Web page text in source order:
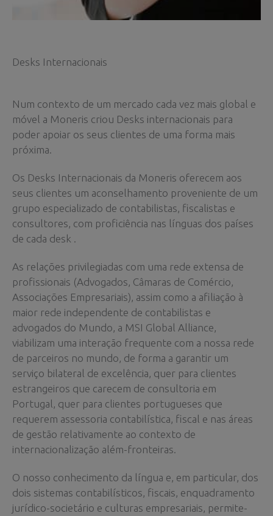
Desks Internacionais
Num contexto de um mercado cada vez mais global e
móvel a Moneris criou Desks internacionais para
poder apoiar os seus clientes de uma forma mais
próxima.
Os Desks Internacionais da Moneris oferecem aos
seus clientes um aconselhamento proveniente de um
grupo especializado de contabilistas, fiscalistas e
consultores, com proficiência nas línguas dos países
de cada desk .
As relações privilegiadas com uma rede extensa de
profissionais (Advogados, Câmaras de Comércio,
Associações Empresariais), assim como a afiliação à
maior rede independente de contabilistas e
advogados do Mundo, a MSI Global Alliance,
viabilizam uma interação frequente com a nossa rede
de parceiros no mundo, de forma a garantir um
serviço bilateral de excelência, quer para clientes
estrangeiros que carecem de consultoria em
Portugal, quer para clientes portugueses que
requerem assessoria contabilística, fiscal e nas áreas
de gestão relativamente ao contexto de
internacionalização além-fronteiras.
O nosso conhecimento da língua e, em particular, dos
dois sistemas contabilísticos, fiscais, enquadramento
jurídico-societário e culturas empresariais, permite-